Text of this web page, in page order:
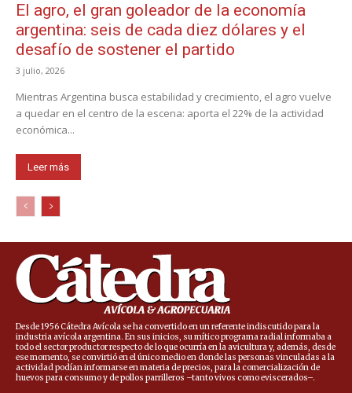
El agro, el gran goleador de la economía
argentina: seis de cada diez dólares y el
desafío de sostener el partido
3 julio, 2026
Mientras Argentina busca estabilidad y crecimiento, el agro vuelve
a quedar en el centro de la escena: aporta el 22% de la actividad
económica...
Leer más
Desde 1956 Cátedra Avícola se ha convertido en un referente indiscutido para la
industria avícola argentina. En sus inicios, su mítico programa radial informaba a
todo el sector productor respecto de lo que ocurría en la avicultura y, además, desde
ese momento, se convirtió en el único medio en donde las personas vinculadas a la
actividad podían informarse en materia de precios, para la comercialización de
huevos para consumo y de pollos parrilleros –tanto vivos como eviscerados–.